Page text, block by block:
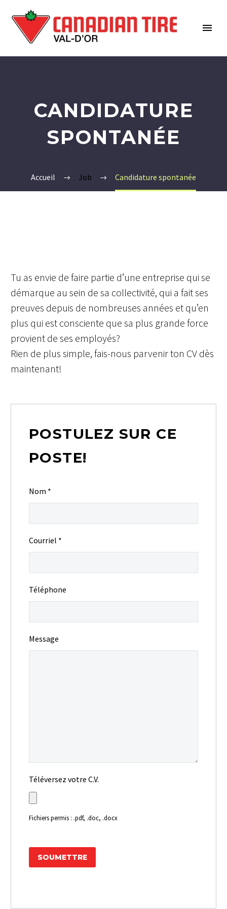
CANDIDATURE
SPONTANÉE
Accueil Job Candidature spontanée
Tu as envie de faire partie d’une entreprise qui se
démarque au sein de sa collectivité, qui a fait ses
preuves depuis de nombreuses années et qu’en
plus qui est consciente que sa plus grande force
provient de ses employés?
Rien de plus simple, fais-nous parvenir ton CV dès
maintenant!
POSTULEZ SUR CE
POSTE!
Nom *
Courriel *
Téléphone
Message
Téléversez votre C.V.
Fichiers permis : .pdf, .doc, .docx